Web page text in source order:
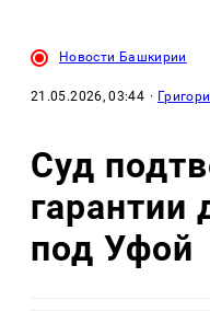
Новости Башкирии
21.05.2026, 03:44 ·
Суд
под Уфой